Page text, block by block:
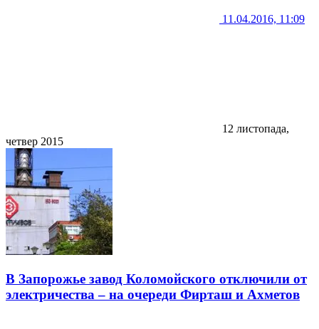
11.04.2016, 11:09
12 листопада,
четвер 2015
В Запорожье завод Коломойского отключили от
электричества – на очереди Фирташ и Ахметов